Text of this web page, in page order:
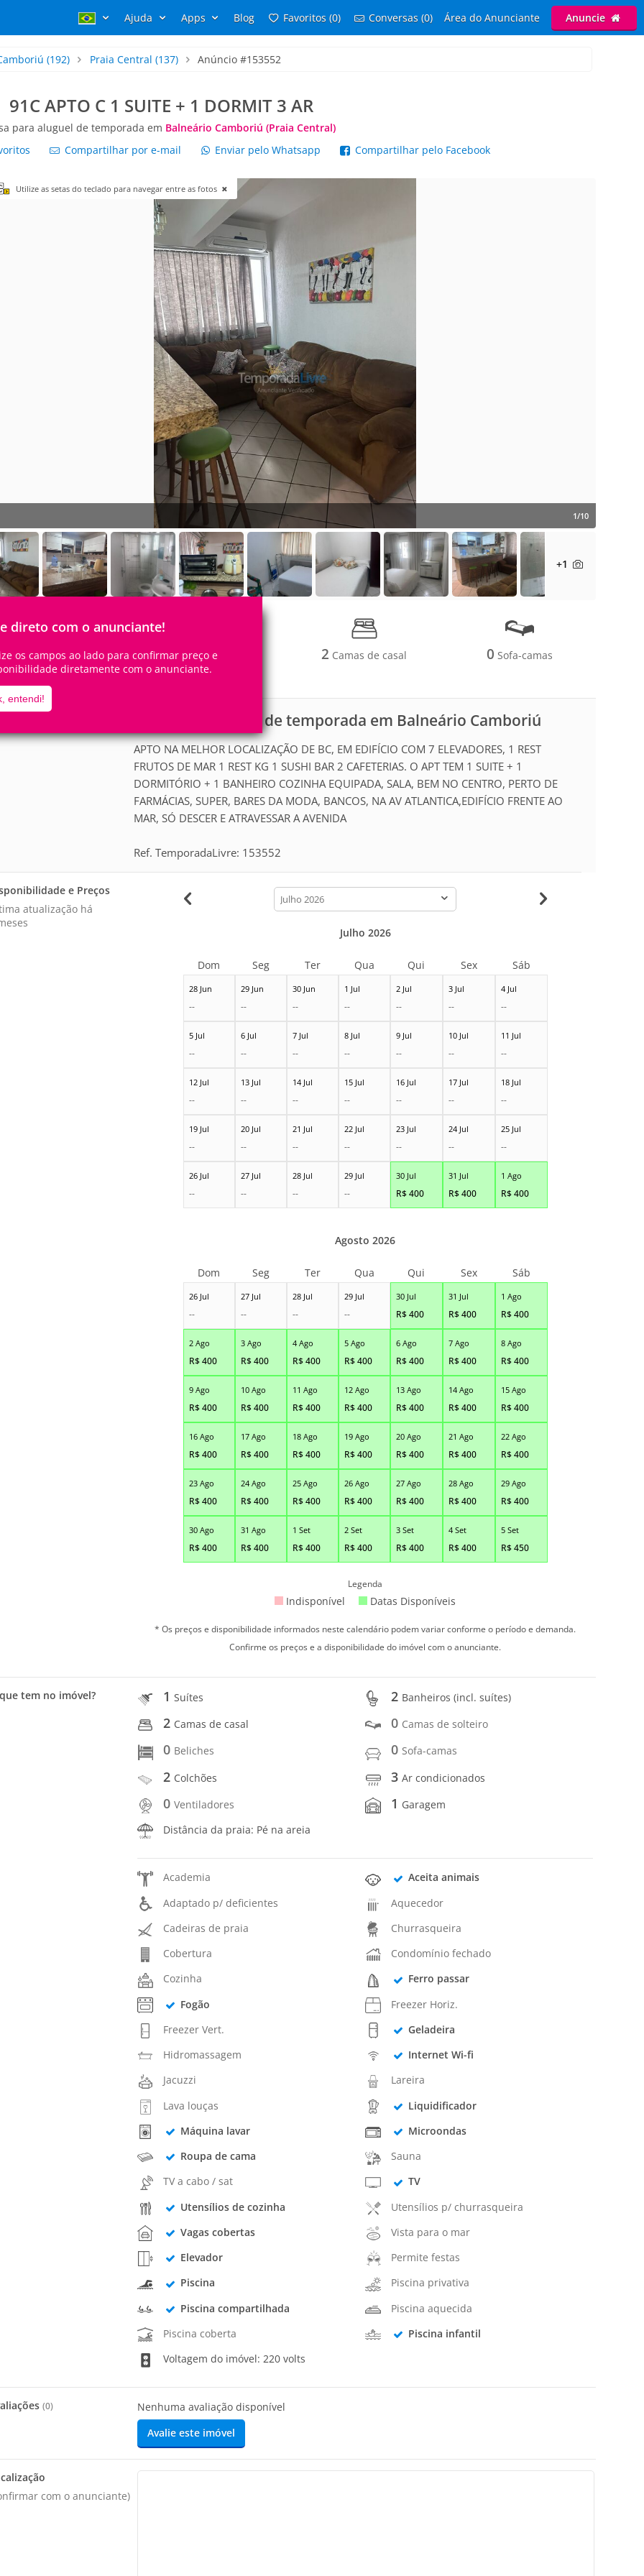
Ajuda Apps Blog Favoritos (0) Conversas (0) Área do Anunciante Anuncie
(192) Praia Central (137) Anúncio #153552
91C APTO C 1 SUITE + 1 DORMIT 3 AR
para aluguel de temporada em Balneário Camboriú (Praia Central)
Compartilhar por e-mail Enviar pelo Whatsapp Compartilhar pelo Facebook
direto com o anunciante!
os campos ao lado para confirmar preço e
diretamente com o anunciante.
entendi!
Utilize as setas do teclado para navegar entre as fotos
1/10
+1
6Pessoas 2Quartos
1Suíte
2 Camas de casal 0 Sofa-camas
Casa para aluguel de temporada em Balneário Camboriú
APTO NA MELHOR LOCALIZAÇÃO DE BC, EM EDIFÍCIO COM 7 ELEVADORES, 1 REST
FRUTOS DE MAR 1 REST KG 1 SUSHI BAR 2 CAFETERIAS. O APT TEM 1 SUITE + 1
DORMITÓRIO + 1 BANHEIRO COZINHA EQUIPADA, SALA, BEM NO CENTRO, PERTO DE
FARMÁCIAS, SUPER, BARES DA MODA, BANCOS, NA AV ATLANTICA,EDIFÍCIO FRENTE AO
MAR, SÓ DESCER E ATRAVESSAR A AVENIDA
Ref. TemporadaLivre: 153552
e Preços
atualização há
calendar-
month
28 Jun
--
29 Jun
--
30 Jun
--
1 Jul
--
2 Jul
--
3 Jul
--
4 Jul
--
5 Jul
--
6 Jul
--
7 Jul
--
8 Jul
--
9 Jul
--
10 Jul
--
11 Jul
--
12 Jul
--
13 Jul
--
14 Jul
--
15 Jul
--
16 Jul
--
17 Jul
--
18 Jul
--
19 Jul
--
20 Jul
--
21 Jul
--
22 Jul
--
23 Jul
--
24 Jul
--
25 Jul
--
26 Jul
--
27 Jul
--
28 Jul
--
29 Jul
--
30 Jul
R$400
31 Jul
R$400
1 Ago
R$400
Julho 2026
Dom Seg Ter Qua Qui Sex Sáb
26 Jul
--
27 Jul
--
28 Jul
--
29 Jul
--
30 Jul
R$400
31 Jul
R$400
1 Ago
R$400
2 Ago
R$400
3 Ago
R$400
4 Ago
R$400
5 Ago
R$400
6 Ago
R$400
7 Ago
R$400
8 Ago
R$400
9 Ago
R$400
10 Ago
R$400
11 Ago
R$400
12 Ago
R$400
13 Ago
R$400
14 Ago
R$400
15 Ago
R$400
16 Ago
R$400
17 Ago
R$400
18 Ago
R$400
19 Ago
R$400
20 Ago
R$400
21 Ago
R$400
22 Ago
R$400
23 Ago
R$400
24 Ago
R$400
25 Ago
R$400
26 Ago
R$400
27 Ago
R$400
28 Ago
R$400
29 Ago
R$400
30 Ago
R$400
31 Ago
R$400
1 Set
R$400
2 Set
R$400
3 Set
R$400
4 Set
R$400
5 Set
R$450
Agosto 2026
Dom Seg Ter Qua Qui Sex Sáb
Legenda
Indisponível Datas Disponíveis
* Os preços e disponibilidade informados neste calendário podem variar conforme o período e demanda.
Confirme os preços e a disponibilidade do imóvel com o anunciante.
tem no imóvel? 1Suítes 2 Banheiros (incl. suítes)
2 Camas de casal 0 Camas de solteiro
0 Beliches 0 Sofa-camas
2 Colchões 3Ar condicionados
0Ventiladores 1 Garagem
Distância da praia: Pé na areia
Academia
Aceita animais
Adaptado p/ deficientes
Aquecedor
Cadeiras de praia
Churrasqueira
Cobertura
Condomínio fechado
Cozinha
Ferro passar
Fogão
Freezer Horiz.
Freezer Vert.
Geladeira
Hidromassagem
Internet Wi-fi
Jacuzzi
Lareira
Lava louças
Liquidificador
Máquina lavar
Microondas
Roupa de cama
Sauna
TV a cabo / sat
TV
Utensílios de cozinha
Utensílios p/ churrasqueira
Vagas cobertas
Vista para o mar
Elevador
Permite festas
Piscina
Piscina privativa
Piscina compartilhada
Piscina aquecida
Piscina coberta
Piscina infantil
Voltagem do imóvel: 220 volts
(0)
Nenhuma avaliação disponível
Avalie este imóvel
com o anunciante)